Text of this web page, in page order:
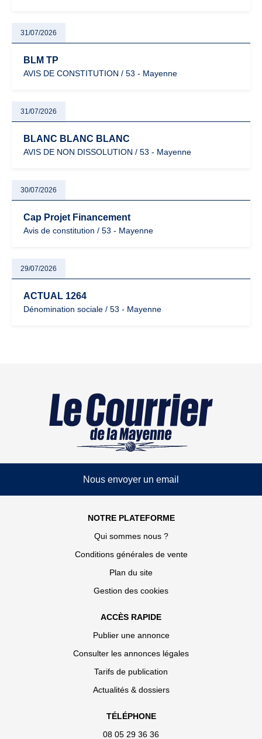
31/07/2026
BLM TP
AVIS DE CONSTITUTION / 53 - Mayenne
31/07/2026
BLANC BLANC BLANC
AVIS DE NON DISSOLUTION / 53 - Mayenne
30/07/2026
Cap Projet Financement
Avis de constitution / 53 - Mayenne
29/07/2026
ACTUAL 1264
Dénomination sociale / 53 - Mayenne
Nous envoyer un email
NOTRE PLATEFORME
Qui sommes nous ?
Conditions générales de vente
Plan du site
Gestion des cookies
ACCÈS RAPIDE
Publier une annonce
Consulter les annonces légales
Tarifs de publication
Actualités & dossiers
TÉLÉPHONE
08 05 29 36 36